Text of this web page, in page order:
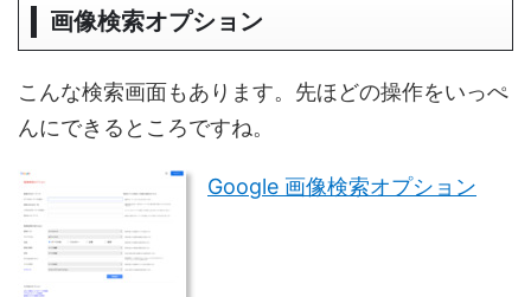
画像検索オプション
こんな検索画面もあります。先ほどの操作をいっぺ
んにできるところですね。
Google 画像検索オプション